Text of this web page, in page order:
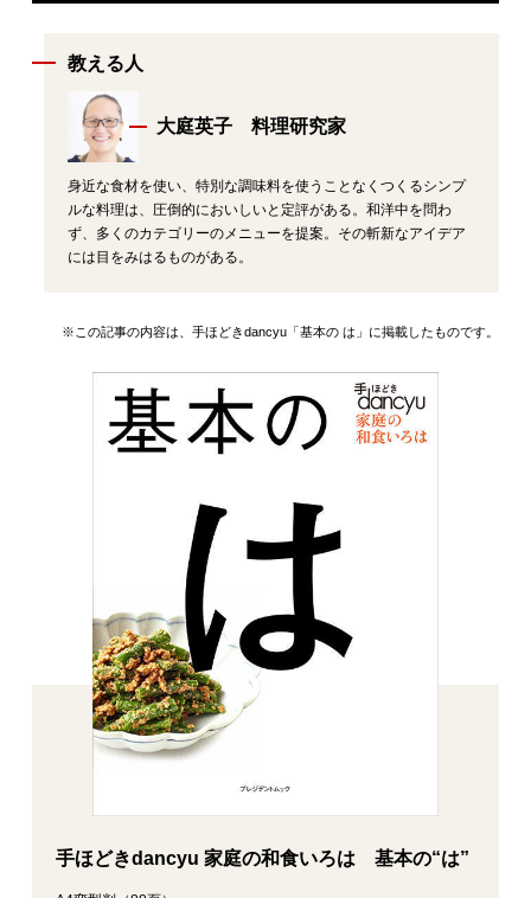
教える人
大庭英子 料理研究家
身近な食材を使い、特別な調味料を使うことなくつくるシンプ
ルな料理は、圧倒的においしいと定評がある。和洋中を問わ
ず、多くのカテゴリーのメニューを提案。その斬新なアイデア
には目をみはるものがある。
※この記事の内容は、手ほどきdancyu「基本の は」に掲載したものです。
手ほどきdancyu 家庭の和食いろは 基本の“は”